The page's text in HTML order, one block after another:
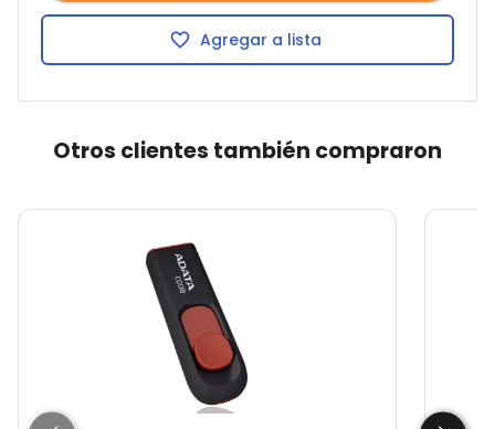
Agregar a lista
Otros clientes también compraron